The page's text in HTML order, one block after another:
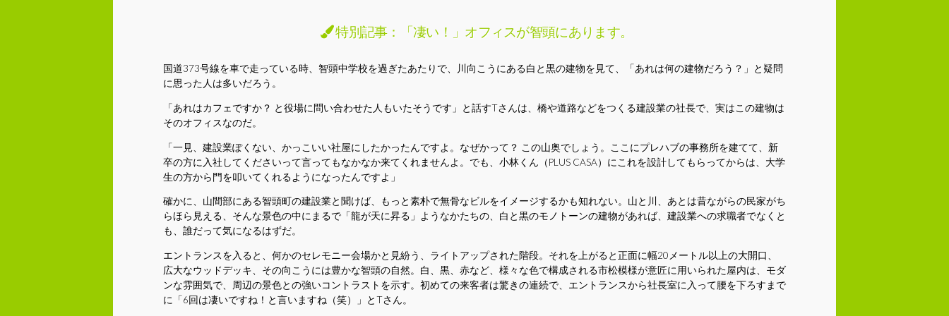
特別記事：「凄い！」オフィスが智頭にあります。
国道373号線を車で走っている時、智頭中学校を過ぎたあたりで、川向こうにある白と黒の建物を見て、「あれは何の建物だろう？」と疑問
に思った人は多いだろう。
「あれはカフェですか？ と役場に問い合わせた人もいたそうです」と話すTさんは、橋や道路などをつくる建設業の社長で、実はこの建物は
そのオフィスなのだ。
「一見、建設業ぽくない、かっこいい社屋にしたかったんですよ。なぜかって？ この山奥でしょう。ここにプレハブの事務所を建てて、新
卒の方に入社してくださいって言ってもなかなか来てくれませんよ。でも、小林くん（PLUS CASA）にこれを設計してもらってからは、大学
生の方から門を叩いてくれるようになったんですよ」
確かに、山間部にある智頭町の建設業と聞けば、もっと素朴で無骨なビルをイメージするかも知れない。山と川、あとは昔ながらの民家がち
らほら見える、そんな景色の中にまるで「龍が天に昇る」ようなかたちの、白と黒のモノトーンの建物があれば、建設業への求職者でなくと
も、誰だって気になるはずだ。
エントランスを入ると、何かのセレモニー会場かと見紛う、ライトアップされた階段。それを上がると正面に幅20メートル以上の大開口、
広大なウッドデッキ、その向こうには豊かな智頭の自然。白、黒、赤など、様々な色で構成される市松模様が意匠に用いられた屋内は、モダ
ンな雰囲気で、周辺の景色との強いコントラストを示す。初めての来客者は驚きの連続で、エントランスから社長室に入って腰を下ろすまで
に「6回は凄いですね！と言いますね（笑）」とTさん。